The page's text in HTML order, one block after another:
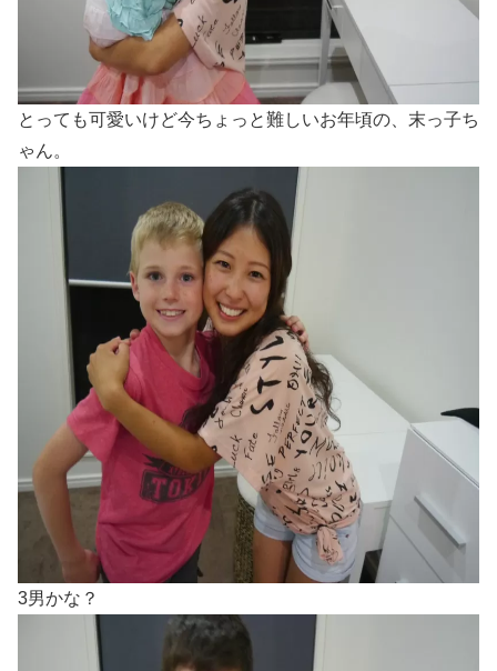
とっても可愛いけど今ちょっと難しいお年頃の、末っ子ち
ゃん。
3男かな？